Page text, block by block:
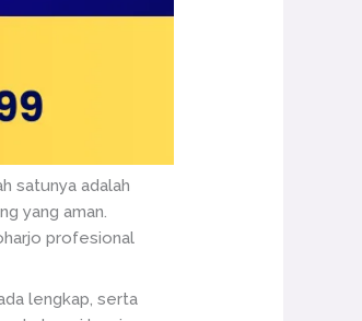
satunya adalah
yang aman.
profesional
lengkap, serta